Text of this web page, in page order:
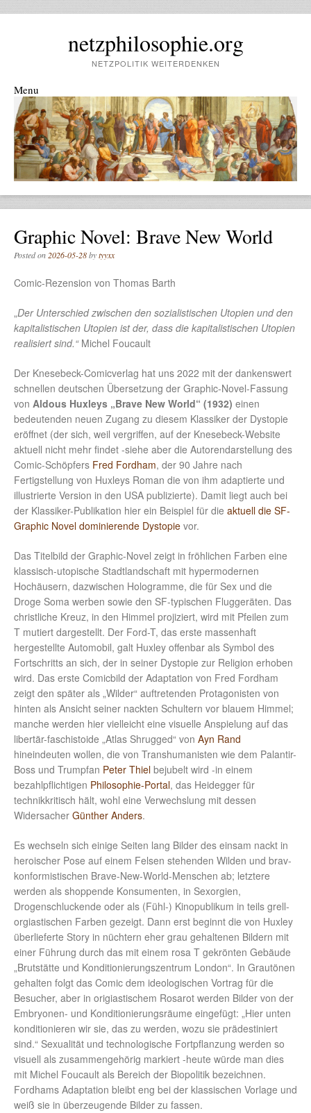
netzphilosophie.org
NETZPOLITIK WEITERDENKEN
Menu
Skip to content
Graphic Novel: Brave New World
Posted on2026-05-28bytyyxx
Comic-Rezension von Thomas Barth
„Der Unterschied zwischen den sozialistischen Utopien und den
kapitalistischen Utopien ist der, dass die kapitalistischen Utopien
realisiert sind.“Michel Foucault
Der Knesebeck-Comicverlag hat uns 2022 mit der dankenswert
schnellen deutschen Übersetzung der Graphic-Novel-Fassung
von Aldous Huxleys „Brave New World“ (1932) einen
bedeutenden neuen Zugang zu diesem Klassiker der Dystopie
eröffnet (der sich, weil vergriffen, auf der Knesebeck-Website
aktuell nicht mehr findet -siehe aber die Autorendarstellung des
Comic-Schöpfers Fred Fordham, der 90 Jahre nach
Fertigstellung von Huxleys Roman die von ihm adaptierte und
illustrierte Version in den USA publizierte). Damit liegt auch bei
der Klassiker-Publikation hier ein Beispiel für die aktuell die SF-
Graphic Novel dominierende Dystopie vor.
Das Titelbild der Graphic-Novel zeigt in fröhlichen Farben eine
klassisch-utopische Stadtlandschaft mit hypermodernen
Hochäusern, dazwischen Hologramme, die für Sex und die
Droge Soma werben sowie den SF-typischen Fluggeräten. Das
christliche Kreuz, in den Himmel projiziert, wird mit Pfeilen zum
T mutiert dargestellt. Der Ford-T, das erste massenhaft
hergestellte Automobil, galt Huxley offenbar als Symbol des
Fortschritts an sich, der in seiner Dystopie zur Religion erhoben
wird. Das erste Comicbild der Adaptation von Fred Fordham
zeigt den später als „Wilder“ auftretenden Protagonisten von
hinten als Ansicht seiner nackten Schultern vor blauem Himmel;
manche werden hier vielleicht eine visuelle Anspielung auf das
libertär-faschistoide „Atlas Shrugged“ von Ayn Rand
hineindeuten wollen, die von Transhumanisten wie dem Palantir-
Boss und Trumpfan Peter Thiel bejubelt wird -in einem
bezahlpflichtigen Philosophie-Portal, das Heidegger für
technikkritisch hält, wohl eine Verwechslung mit dessen
Widersacher Günther Anders.
Es wechseln sich einige Seiten lang Bilder des einsam nackt in
heroischer Pose auf einem Felsen stehenden Wilden und brav-
konformistischen Brave-New-World-Menschen ab; letztere
werden als shoppende Konsumenten, in Sexorgien,
Drogenschluckende oder als (Fühl-) Kinopublikum in teils grell-
orgiastischen Farben gezeigt. Dann erst beginnt die von Huxley
überlieferte Story in nüchtern eher grau gehaltenen Bildern mit
einer Führung durch das mit einem rosa T gekrönten Gebäude
„Brutstätte und Konditionierungszentrum London“. In Grautönen
gehalten folgt das Comic dem ideologischen Vortrag für die
Besucher, aber in origiastischem Rosarot werden Bilder von der
Embryonen- und Konditionierungsräume eingefügt: „Hier unten
konditionieren wir sie, das zu werden, wozu sie prädestiniert
sind.“ Sexualität und technologische Fortpflanzung werden so
visuell als zusammengehörig markiert -heute würde man dies
mit Michel Foucault als Bereich der Biopolitik bezeichnen.
Fordhams Adaptation bleibt eng bei der klassischen Vorlage und
weiß sie in überzeugende Bilder zu fassen.